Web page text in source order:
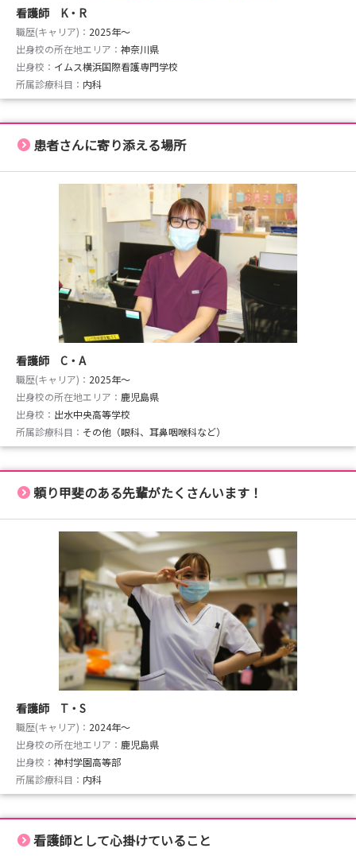
看護師 K・R
職歴(キャリア)： 2025年〜
出身校の所在地エリア： 神奈川県
出身校： イムス横浜国際看護専門学校
所属診療科目： 内科
患者さんに寄り添える場所
看護師 C・A
職歴(キャリア)： 2025年〜
出身校の所在地エリア： 鹿児島県
出身校： 出水中央高等学校
所属診療科目： その他（眼科、耳鼻咽喉科など）
頼り甲斐のある先輩がたくさんいます！
看護師 T・S
職歴(キャリア)： 2024年〜
出身校の所在地エリア： 鹿児島県
出身校： 神村学園高等部
所属診療科目： 内科
看護師として心掛けていること